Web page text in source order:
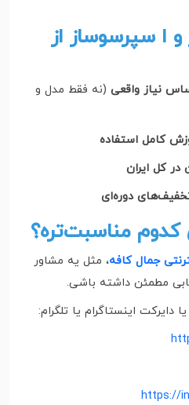
ا سپرسوساز از
نیاز واقعی (نه فقط مدل و
کامل استفاده
کل ایران
دوره‌ای
مناسبت‌تره؟
جمال کافه، مثل یه مشاور
مطمئن داشته باشی.
دایرکت اینستاگرام یا تلگرام:
https://